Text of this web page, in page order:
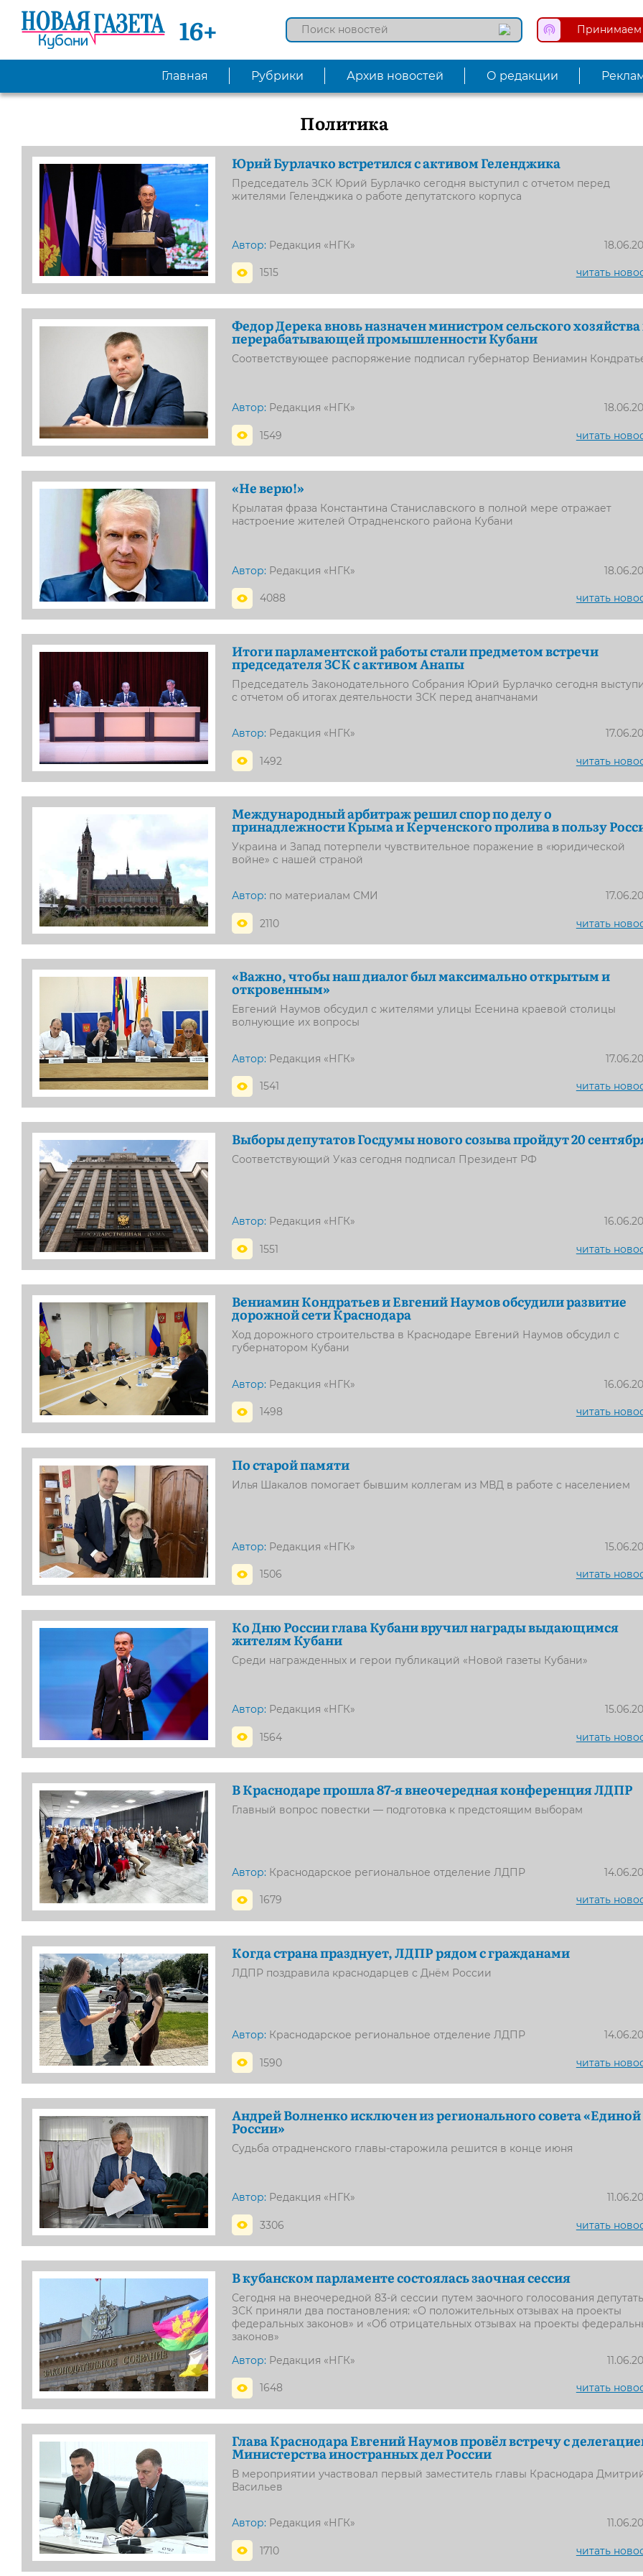
16+ Принимаем
Главная Рубрики Архив новостей О редакции
Политика
Юрий Бурлачко встретился с активом Геленджика
Председатель ЗСК Юрий Бурлачко сегодня выступил с отчетом перед
жителями Геленджика о работе депутатского корпуса
Автор: Редакция «НГК»
1515 читать
Федор Дерека вновь назначен министром сельского
перерабатывающей промышленности Кубани
Соответствующее распоряжение подписал губернатор Вениамин
Автор: Редакция «НГК»
1549 читать
«Не верю!»
Крылатая фраза Константина Станиславского в полной мере отражает
настроение жителей Отрадненского района Кубани
Автор: Редакция «НГК»
4088 читать
Итоги парламентской работы стали предметом встречи
председателя ЗСК с активом Анапы
Председатель Законодательного Собрания Юрий Бурлачко сегодня
с отчетом об итогах деятельности ЗСК перед анапчанами
Автор: Редакция «НГК»
1492 читать
Международный арбитраж решил спор по делу о
принадлежности Крыма и Керченского пролива в пользу
Украина и Запад потерпели чувствительное поражение в «юридической
войне» с нашей страной
Автор: по материалам СМИ
2110 читать
«Важно, чтобы наш диалог был максимально открытым и
откровенным»
Евгений Наумов обсудил с жителями улицы Есенина краевой столицы
волнующие их вопросы
Автор: Редакция «НГК»
1541 читать
Выборы депутатов Госдумы нового созыва пройдут 20
Соответствующий Указ сегодня подписал Президент РФ
Автор: Редакция «НГК»
1551 читать
Вениамин Кондратьев и Евгений Наумов обсудили развитие
дорожной сети Краснодара
Ход дорожного строительства в Краснодаре Евгений Наумов обсудил с
губернатором Кубани
Автор: Редакция «НГК»
1498 читать
По старой памяти
Илья Шакалов помогает бывшим коллегам из МВД в работе с населением
Автор: Редакция «НГК»
1506 читать
Ко Дню России глава Кубани вручил награды выдающимся
жителям Кубани
Среди награжденных и герои публикаций «Новой газеты Кубани»
Автор: Редакция «НГК»
1564 читать
В Краснодаре прошла 87-я внеочередная конференция ЛДПР
Главный вопрос повестки — подготовка к предстоящим выборам
Автор: Краснодарское региональное отделение ЛДПР
1679 читать
Когда страна празднует, ЛДПР рядом с гражданами
ЛДПР поздравила краснодарцев с Днём России
Автор: Краснодарское региональное отделение ЛДПР
1590 читать
Андрей Волненко исключен из регионального совета «Единой
России»
Судьба отрадненского главы-старожила решится в конце июня
Автор: Редакция «НГК»
3306 читать
В кубанском парламенте состоялась заочная сессия
Сегодня на внеочередной 83-й сессии путем заочного голосования
ЗСК приняли два постановления: «О положительных отзывах на проекты
федеральных законов» и «Об отрицательных отзывах на проекты
законов»
Автор: Редакция «НГК»
1648 читать
Глава Краснодара Евгений Наумов провёл встречу с
Министерства иностранных дел России
В мероприятии участвовал первый заместитель главы Краснодара
Васильев
Автор: Редакция «НГК»
1710 читать